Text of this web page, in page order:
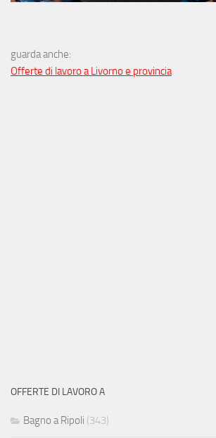
guarda anche:
Offerte di lavoro a Livorno e provincia
OFFERTE DI LAVORO A
Bagno a Ripoli (343)